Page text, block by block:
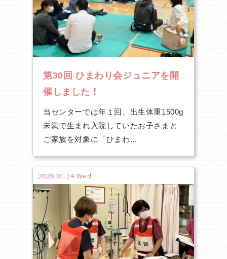
第30回 ひまわり会ジュニアを開
催しました！
当センターでは年１回、出生体重1500g
未満で生まれ入院していたお子さまと
ご家族を対象に「ひまわ...
2026.01.14 Wed